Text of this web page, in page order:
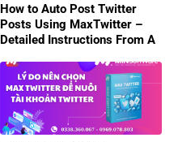
How to Auto Post Twitter
Posts Using MaxTwitter –
Detailed Instructions From A